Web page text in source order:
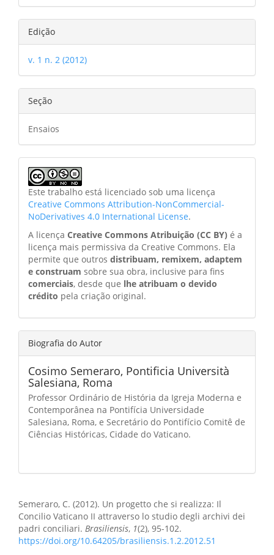
Edição
v. 1 n. 2 (2012)
Seção
Ensaios
Este trabalho está licenciado sob uma licença
Creative Commons Attribution-NonCommercial-
NoDerivatives 4.0 International License.
A licença Creative Commons Atribuição (CC BY) é a
licença mais permissiva da Creative Commons. Ela
permite que outros distribuam, remixem, adaptem
e construam sobre sua obra, inclusive para fins
comerciais, desde que lhe atribuam o devido
crédito pela criação original.
Biografia do Autor
Cosimo Semeraro, Pontificia Università
Salesiana, Roma
Professor Ordinário de História da Igreja Moderna e
Contemporânea na Pontifícia Universidade
Salesiana, Roma, e Secretário do Pontifício Comitê de
Ciências Históricas, Cidade do Vaticano.
Semeraro, C. (2012). Un progetto che si realizza: Il
Concilio Vaticano II attraverso lo studio degli archivi dei
padri conciliari. Brasiliensis, 1(2), 95-102.
https://doi.org/10.64205/brasiliensis.1.2.2012.51